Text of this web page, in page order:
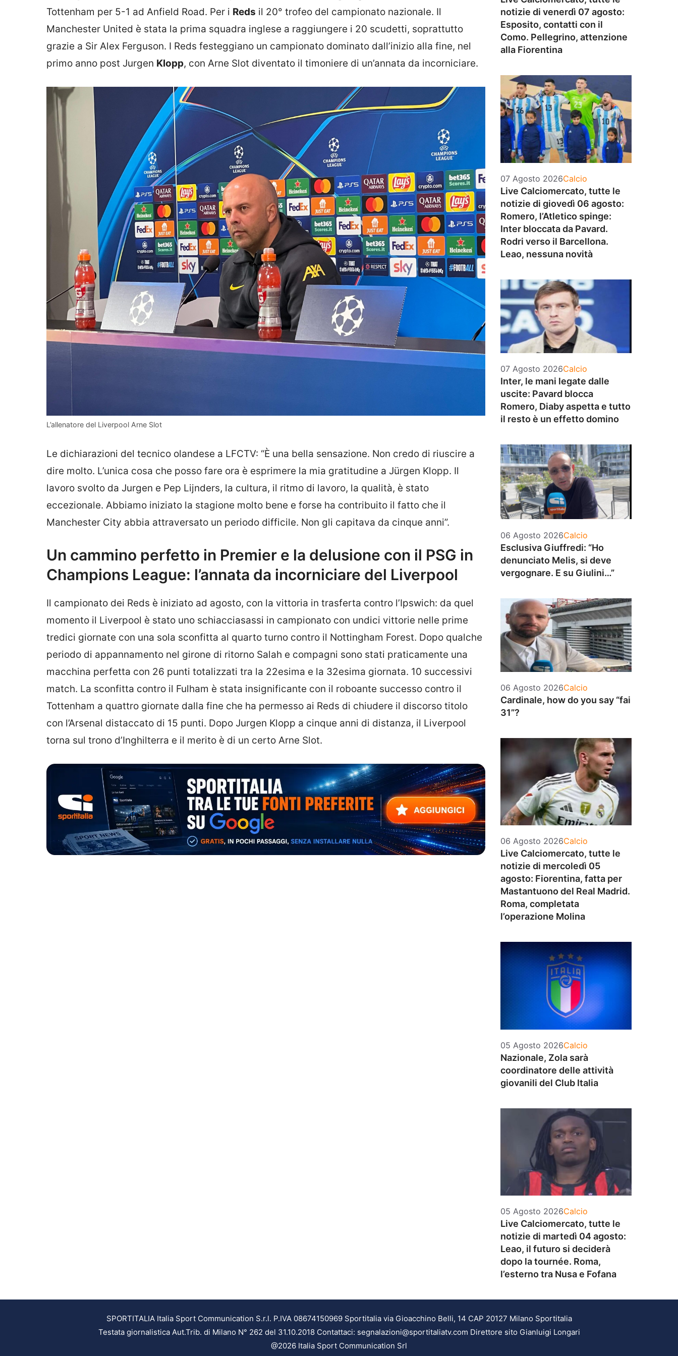
Tottenham per 5-1 ad Anfield Road. Per i Reds il 20° trofeo del campionato nazionale. Il
Manchester United è stata la prima squadra inglese a raggiungere i 20 scudetti, soprattutto
grazie a Sir Alex Ferguson. I Reds festeggiano un campionato dominato dall’inizio alla fine, nel
primo anno post Jurgen Klopp, con Arne Slot diventato il timoniere di un’annata da incorniciare.
L’allenatore del Liverpool Arne Slot
Le dichiarazioni del tecnico olandese a LFCTV: “È una bella sensazione. Non credo di riuscire a
dire molto. L’unica cosa che posso fare ora è esprimere la mia gratitudine a Jürgen Klopp. Il
lavoro svolto da Jurgen e Pep Lijnders, la cultura, il ritmo di lavoro, la qualità, è stato
eccezionale. Abbiamo iniziato la stagione molto bene e forse ha contribuito il fatto che il
Manchester City abbia attraversato un periodo difficile. Non gli capitava da cinque anni”.
Un cammino perfetto in Premier e la delusione con il PSG in
Champions League: l’annata da incorniciare del Liverpool
Il campionato dei Reds è iniziato ad agosto, con la vittoria in trasferta contro l’Ipswich: da quel
momento il Liverpool è stato uno schiacciasassi in campionato con undici vittorie nelle prime
tredici giornate con una sola sconfitta al quarto turno contro il Nottingham Forest. Dopo qualche
periodo di appannamento nel girone di ritorno Salah e compagni sono stati praticamente una
macchina perfetta con 26 punti totalizzati tra la 22esima e la 32esima giornata. 10 successivi
match. La sconfitta contro il Fulham è stata insignificante con il roboante successo contro il
Tottenham a quattro giornate dalla fine che ha permesso ai Reds di chiudere il discorso titolo
con l’Arsenal distaccato di 15 punti. Dopo Jurgen Klopp a cinque anni di distanza, il Liverpool
torna sul trono d’Inghilterra e il merito è di un certo Arne Slot.
notizie di venerdì 07 agosto:
Esposito, contatti con il
Como. Pellegrino, attenzione
alla Fiorentina
07 Agosto 2026Categorie
Calcio
Live Calciomercato, tutte le
notizie di giovedì 06 agosto:
Romero, l’Atletico spinge:
Inter bloccata da Pavard.
Rodri verso il Barcellona.
Leao, nessuna novità
07 Agosto 2026Categorie
Calcio
Inter, le mani legate dalle
uscite: Pavard blocca
Romero, Diaby aspetta e tutto
il resto è un effetto domino
06 Agosto 2026Categorie
Calcio
Esclusiva Giuffredi: “Ho
denunciato Melis, si deve
vergognare. E su Giulini…”
06 Agosto 2026Categorie
Calcio
Cardinale, how do you say “fai
31”?
06 Agosto 2026Categorie
Calcio
Live Calciomercato, tutte le
notizie di mercoledì 05
agosto: Fiorentina, fatta per
Mastantuono del Real Madrid.
Roma, completata
l’operazione Molina
05 Agosto 2026Categorie
Calcio
Nazionale, Zola sarà
coordinatore delle attività
giovanili del Club Italia
05 Agosto 2026Categorie
Calcio
Live Calciomercato, tutte le
notizie di martedì 04 agosto:
Leao, il futuro si deciderà
dopo la tournée. Roma,
l’esterno tra Nusa e Fofana
SPORTITALIA Italia Sport Communication S.r.l. P.IVA 08674150969 Sportitalia via Gioacchino Belli, 14 CAP 20127 Milano Sportitalia
Testata giornalistica Aut.Trib. di Milano N° 262 del 31.10.2018 Contattaci: segnalazioni@sportitaliatv.com Direttore sito Gianluigi Longari
@2026 Italia Sport Communication Srl